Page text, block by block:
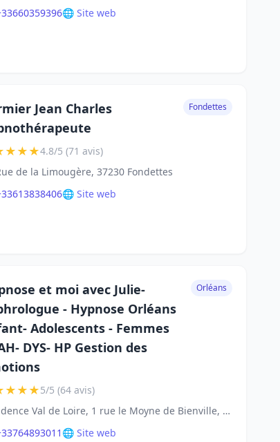
🌐 Site web
Jean Charles
Fondettes
★★★4.8/5 (71 avis)
de la Limougère, 37230 Fondettes
🌐 Site web
et moi avec Julie-
- Hypnose Orléans
Adolescents - Femmes
DYS- HP Gestion des
Orléans
★★★5/5 (64 avis)
Résidence Val de Loire, 1 rue le Moyne de Bienville, Av. de la Mouillère, 45100 Orléans
🌐 Site web